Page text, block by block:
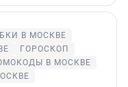
В МОСКВЕ
ГОРОСКОП
В МОСКВЕ